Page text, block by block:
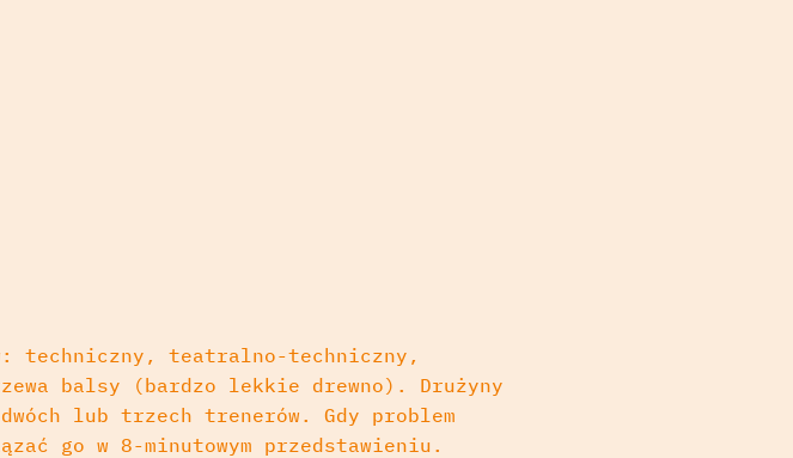
techniczny, teatralno-techniczny,
balsy (bardzo lekkie drewno). Drużyny
lub trzech trenerów. Gdy problem
go w 8-minutowym przedstawieniu.